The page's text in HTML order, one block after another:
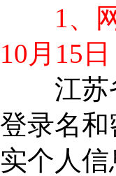
1、网
10月15日
江苏省
登录名
实个人